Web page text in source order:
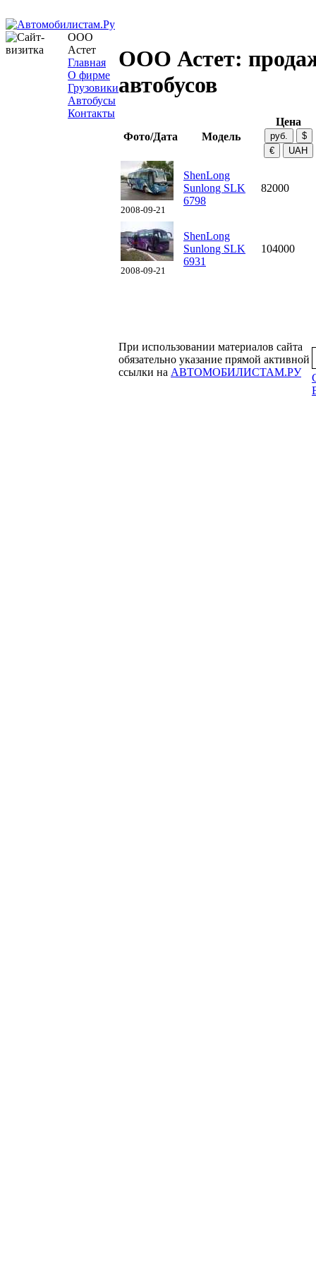
ООО
Астет
Главная
О фирме
Грузовики
Автобусы
Контакты
ООО Астет:
автобусов
Фото/Дата Модель
Цена
2008-09-21
ShenLong
Sunlong SLK
6798
82000
2008-09-21
ShenLong
Sunlong SLK
6931
104000
При использовании материалов сайта
обязательно указание прямой активной
ссылки на АВТОМОБИЛИСТАМ.РУ